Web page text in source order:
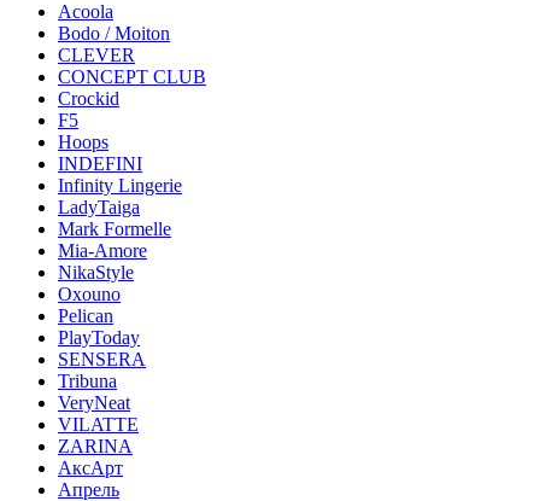
Acoola
Bodo / Moiton
CLEVER
CONCEPT CLUB
Crockid
F5
Hoops
INDEFINI
Infinity Lingerie
LadyTaiga
Mark Formelle
Mia-Amore
NikaStyle
Oxouno
Pelican
PlayToday
SENSERA
Tribuna
VeryNeat
VILATTE
ZARINA
АксАрт
Апрель